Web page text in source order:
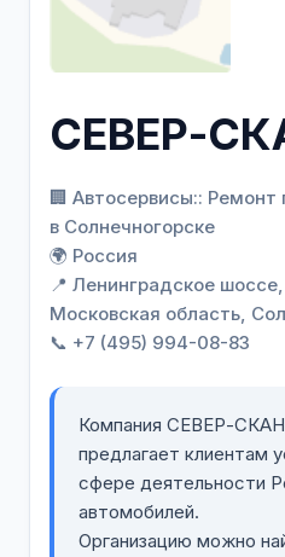
СЕВЕР-
🏢 Автосервисы:: Ремонт
в Солнечногорске
🌍 Россия
📍 Ленинградское
Московская область,
📞 +7 (495) 994-08-83
Компания СЕВЕР-СКАН
предлагает клиентам
сфере деятельности
автомобилей.
Организацию можно